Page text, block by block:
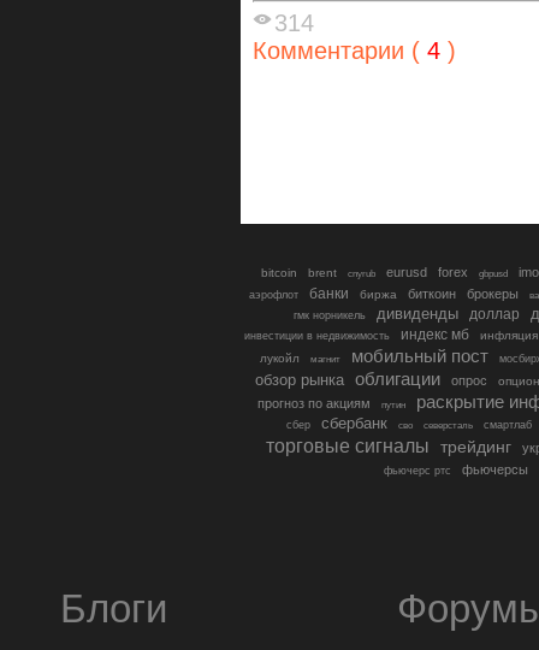
314
Комментарии ( 4 )
bitcoin brent cnyrub eurusd forex gbpusd
аэрофлот банки биржа биткоин брокеры
гмк норникель
дивиденды доллар
инвестиции в недвижимость индекс мб
инфляция
лукойл
магнит мобильный пост
обзор рынка облигации опрос
прогноз по акциям путин раскрытие
сбер сбербанк сво северсталь смартлаб
торговые сигналы трейдинг
фьючерс ртс фьючерсы
Блоги